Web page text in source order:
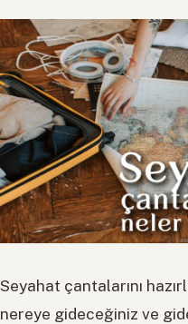
Seyahat çantalarını
nereye gideceğiniz ve